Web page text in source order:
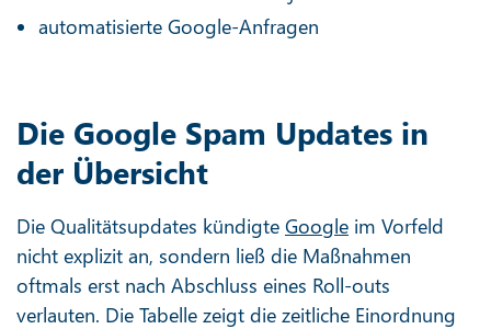
automatisierte Google-Anfragen
Die Google Spam Updates in
der Übersicht
Die Qualitätsupdates kündigte Google im Vorfeld
nicht explizit an, sondern ließ die Maßnahmen
oftmals erst nach Abschluss eines Roll-outs
verlauten. Die Tabelle zeigt die zeitliche Einordnung